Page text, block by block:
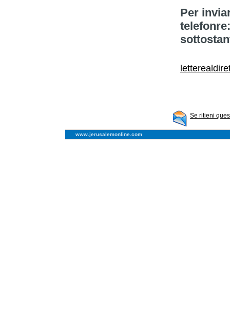
Per
Se ritieni
www.jerusalemonline.com